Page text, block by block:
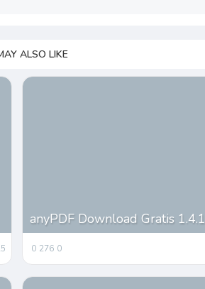
ALSO LIKE
anyPDF Download Gratis 1.4.1
0 276 0